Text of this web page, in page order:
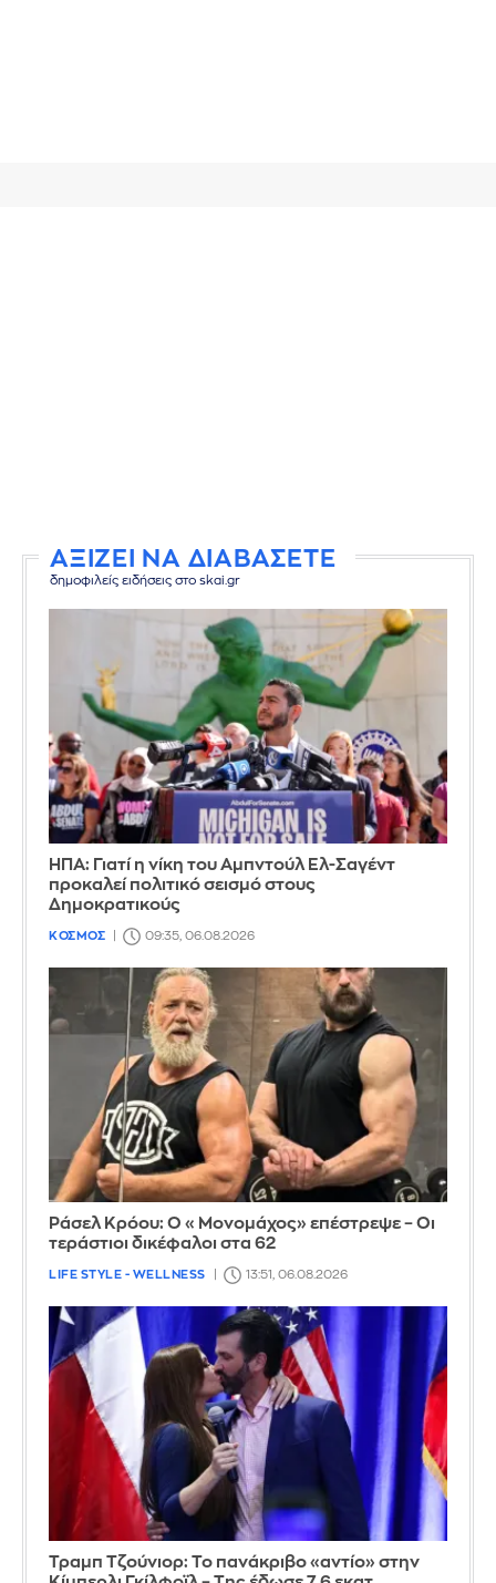
ΑΞΙΖΕΙ ΝΑ ΔΙΑΒΑΣΕΤΕ
δημοφιλείς ειδήσεις στο skai.gr
ΗΠΑ: Γιατί η νίκη του Αμπντούλ Ελ-Σαγέντ
προκαλεί πολιτικό σεισμό στους
Δημοκρατικούς
ΚΟΣΜΟΣ 09:35, 06.08.2026
Ράσελ Κρόου: Ο «Μονομάχος» επέστρεψε – Οι
τεράστιοι δικέφαλοι στα 62
LIFE STYLE - WELLNESS 13:51, 06.08.2026
Τραμπ Τζούνιορ: Το πανάκριβο «αντίο» στην